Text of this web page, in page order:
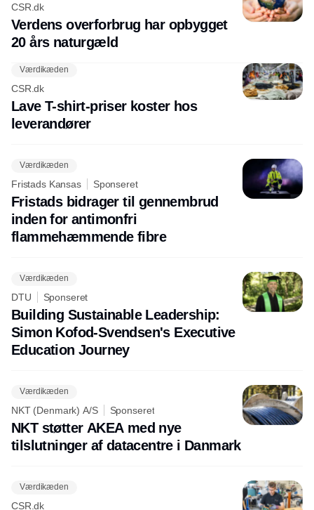
CSR.dk
Verdens overforbrug har opbygget
20 års naturgæld
Værdikæden
CSR.dk
Lave T-shirt-priser koster hos
leverandører
Værdikæden
Fristads Kansas Sponseret
Fristads bidrager til gennembrud
inden for antimonfri
flammehæmmende fibre
Værdikæden
DTU Sponseret
Building Sustainable Leadership:
Simon Kofod-Svendsen's Executive
Education Journey
Værdikæden
NKT (Denmark) A/S Sponseret
NKT støtter AKEA med nye
tilslutninger af datacentre i Danmark
Værdikæden
CSR.dk